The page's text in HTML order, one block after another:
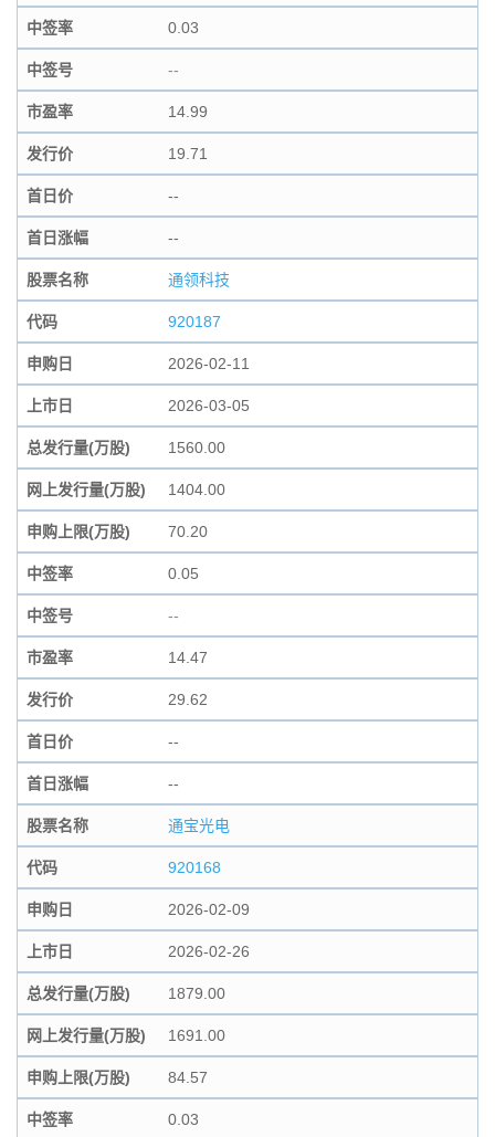
中签率 0.03
中签号 --
市盈率 14.99
发行价 19.71
首日价 --
首日涨幅 --
股票名称 通领科技
代码 920187
申购日 2026-02-11
上市日 2026-03-05
总发行量(万股) 1560.00
网上发行量(万股) 1404.00
申购上限(万股) 70.20
中签率 0.05
中签号 --
市盈率 14.47
发行价 29.62
首日价 --
首日涨幅 --
股票名称 通宝光电
代码 920168
申购日 2026-02-09
上市日 2026-02-26
总发行量(万股) 1879.00
网上发行量(万股) 1691.00
申购上限(万股) 84.57
中签率 0.03